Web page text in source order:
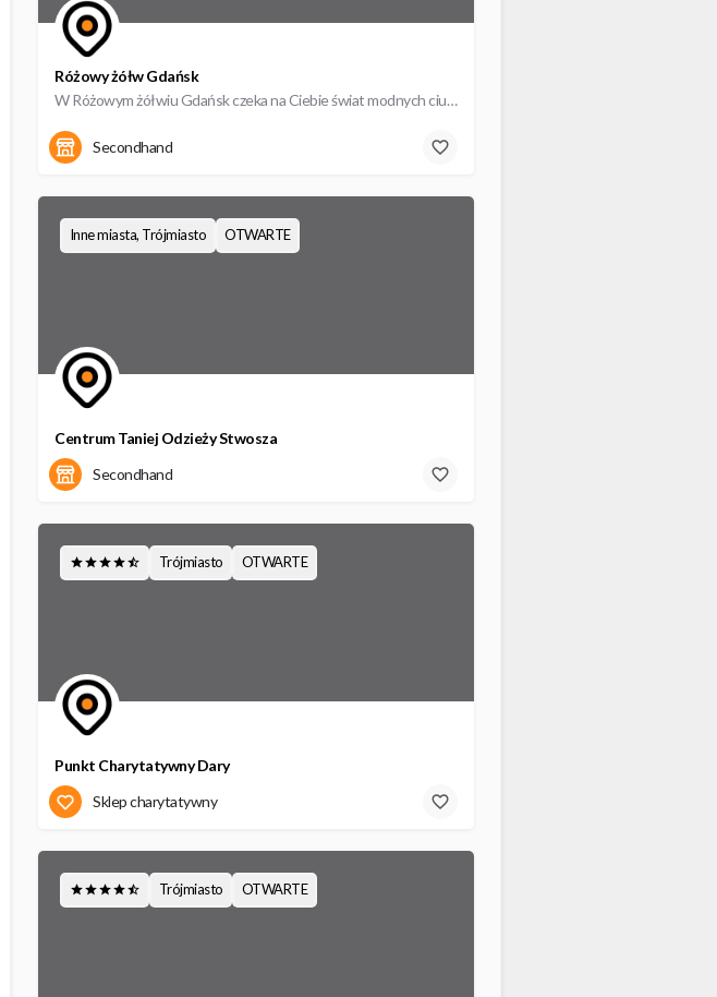
Różowy żółw Gdańsk
W Różowym żółwiu Gdańsk czeka na Ciebie świat modnych ciuchów. Odkryj Lumpeks Różowy żółw już dziś!
Secondhand
Centrum Taniej Odzieży Stwosza
Wita Stwosza 12
Inne miasta, Trójmiasto OTWARTE
Secondhand
Punkt Charytatywny Dary
Generała Charlesa De Gaulle'a 13
Trójmiasto OTWARTE
Sklep charytatywny
Trójmiasto OTWARTE